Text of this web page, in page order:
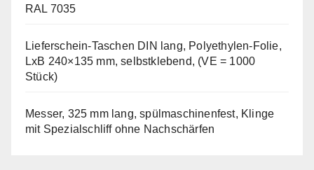
RAL 7035
Lieferschein-Taschen DIN lang, Polyethylen-Folie,
LxB 240×135 mm, selbstklebend, (VE = 1000
Stück)
Messer, 325 mm lang, spülmaschinenfest, Klinge
mit Spezialschliff ohne Nachschärfen